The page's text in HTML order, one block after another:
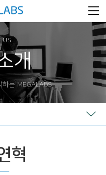
US
개
는 MEGALABS
혁